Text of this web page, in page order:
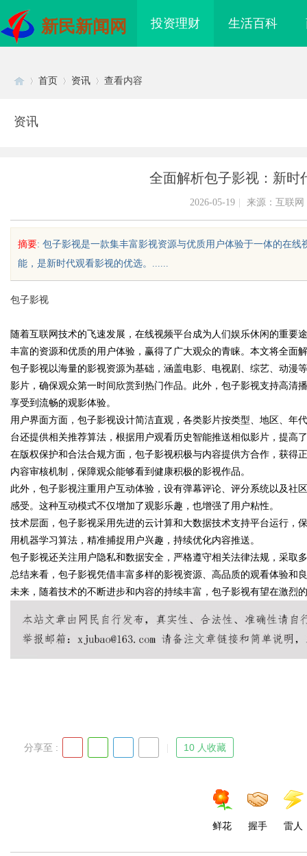
新民新闻网 投资理财 生活百科
uz
!
首页 资讯 查看内容
资讯
全面解析包子影视：新时
2026-05-19 来源：互联网
摘要: 包子影视是一款集丰富影视资源与优质用户体验于一体的在
能，是新时代观看影视的优选。......
包子影视
随着互联网技术的飞速发展，在线视频平台成为人们娱乐休闲的重要
丰富的资源和优质的用户体验，赢得了广大观众的青睐。本文将全面
包子影视以海量的影视资源为基础，涵盖电影、电视剧、综艺、动漫
影片，确保观众第一时间欣赏到热门作品。此外，包子影视支持高清
享受到流畅的观影体验。
用户界面方面，包子影视设计简洁直观，各类影片按类型、地区、年
台还提供相关推荐算法，根据用户观看历史智能推送相似影片，提高
在版权保护和合法合规方面，包子影视积极与内容提供方合作，获得
内容审核机制，保障观众能够看到健康积极的影视作品。
此外，包子影视注重用户互动体验，设有弹幕评论、评分系统以及社
感受。这种互动模式不仅增加了观影乐趣，也增强了用户粘性。
技术层面，包子影视采用先进的云计算和大数据技术支持平台运行，
用机器学习算法，精准捕捉用户兴趣，持续优化内容推送。
包子影视还关注用户隐私和数据安全，严格遵守相关法律法规，采取
总结来看，包子影视凭借丰富多样的影视资源、高品质的观看体验和
未来，随着技术的不断进步和内容的持续丰富，包子影视有望在激烈
分享至 : 10 人收藏
鲜花 握手 雷人
告、不发天天爆款视频，
业怎么靠GEO让AI自动推 靠谱